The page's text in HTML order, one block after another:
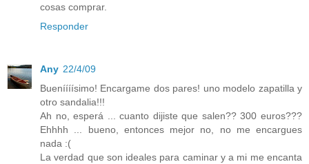
cosas comprar.
Responder
Any 22/4/09
Bueníííísimo! Encargame dos pares! uno modelo zapatilla y
otro sandalia!!!
Ah no, esperá ... cuanto dijiste que salen?? 300 euros???
Ehhhh ... bueno, entonces mejor no, no me encargues
nada :(
La verdad que son ideales para caminar y a mi me encanta